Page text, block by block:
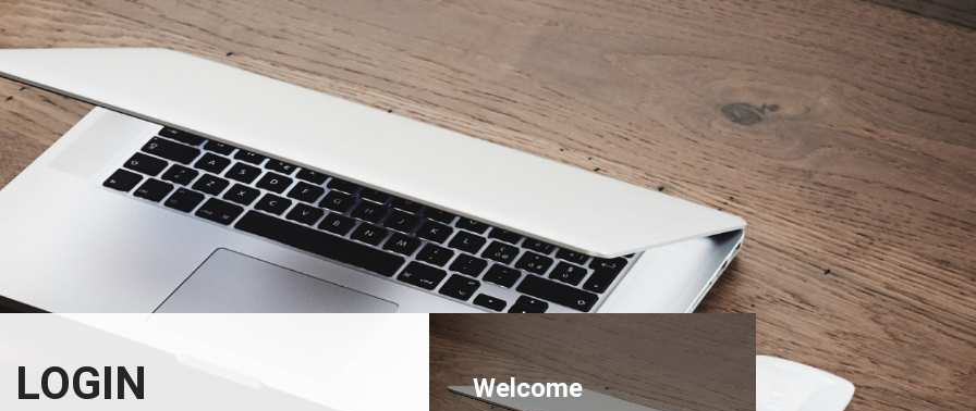
LOGIN Welcome